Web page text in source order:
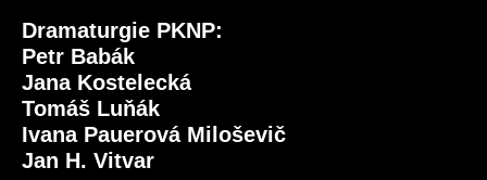
Dramaturgie PKNP:
Petr Babák
Jana Kostelecká
Tomáš Luňák
Ivana Pauerová Miloševič
Jan H. Vitvar